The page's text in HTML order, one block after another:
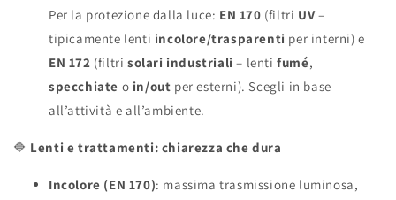
Per la protezione dalla luce: EN 170 (filtri UV–
tipicamente lenti incolore/trasparenti per interni) e
EN 172 (filtrisolari industriali – lentifumé,
specchiate o in/out per esterni). Scegli in base
all’attività e all’ambiente.
🔷 Lenti e trattamenti: chiarezza che dura
Incolore (EN 170): massima trasmissione luminosa,